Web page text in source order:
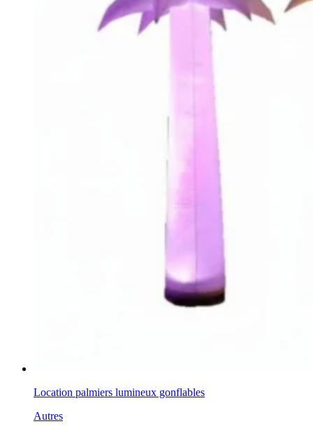
Location palmiers lumineux gonflables
Autres